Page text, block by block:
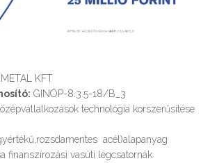
KFT
GINOP-8.3.5-18/B_3
technológia korszerűsítése
acél)alapanyag
finanszírozási vasúti légcsatornák